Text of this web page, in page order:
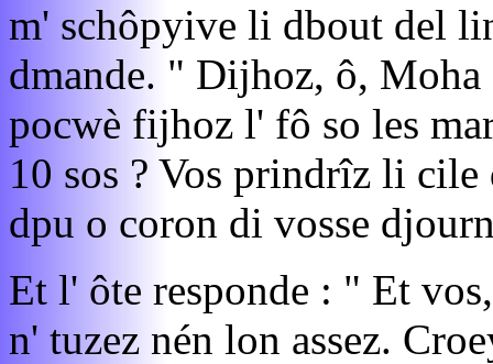
m' schôpyive li dbout del
dmande. " Dijhoz, ô,
pocwè fijhoz l' fô so les
10 sos ? Vos prindrîz li
dpu o coron di vosse
Et l' ôte responde : " Et
n' tuzez nén lon assez.